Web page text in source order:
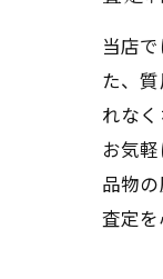
当店
た、
れな
お気
品物
査定